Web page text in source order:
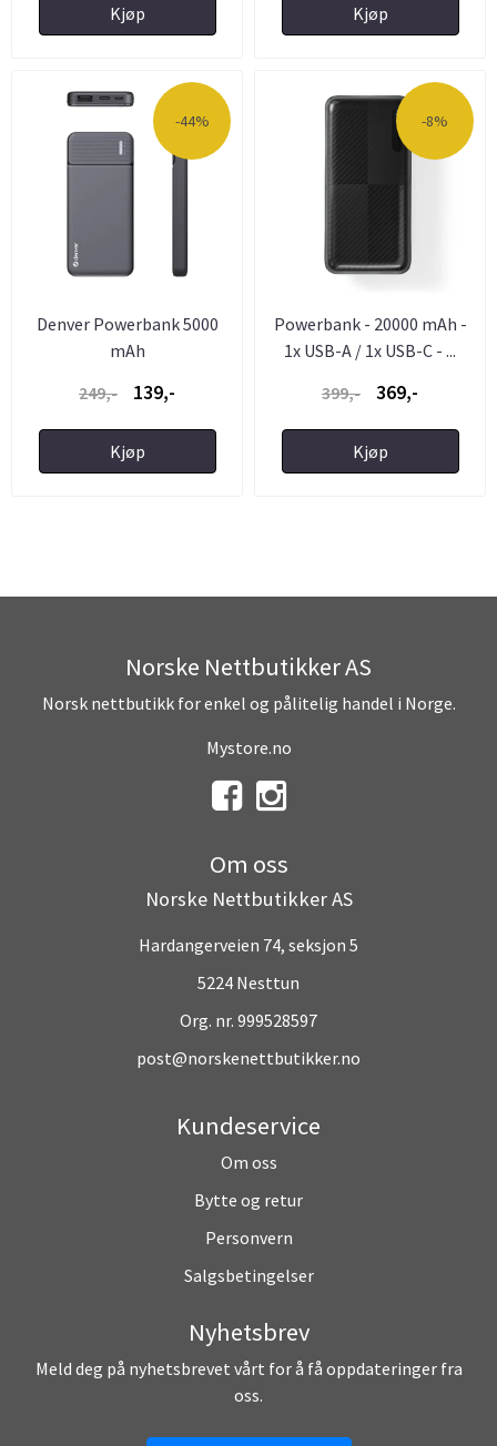
Kjøp Kjøp
-44%
Denver Powerbank 5000
mAh
249,-
139,-
Kjøp
-8%
Powerbank - 20000 mAh -
1x USB-A / 1x USB-C - ...
399,-
369,-
Kjøp
Norske Nettbutikker AS
Norsk nettbutikk for enkel og pålitelig handel i Norge.
Mystore.no
Om oss
Norske Nettbutikker AS
Hardangerveien 74, seksjon 5
5224 Nesttun
Org. nr. 999528597
post@norskenettbutikker.no
Kundeservice
Om oss
Bytte og retur
Personvern
Salgsbetingelser
Nyhetsbrev
Meld deg på nyhetsbrevet vårt for å få oppdateringer fra
oss.